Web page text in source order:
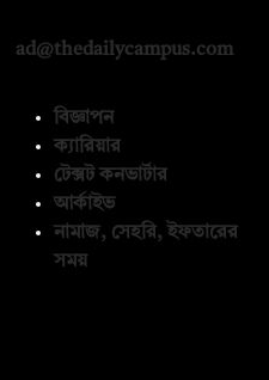
ad@thedailycampus.com
বিজ্ঞাপন
ক্যারিয়ার
টেক্সট কনভার্টার
আর্কাইভ
নামাজ, সেহরি, ইফতারের
সময়